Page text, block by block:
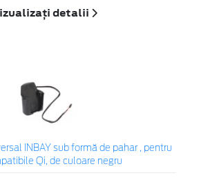
detalii
INBAY sub formă de pahar , pentru
Qi, de culoare negru